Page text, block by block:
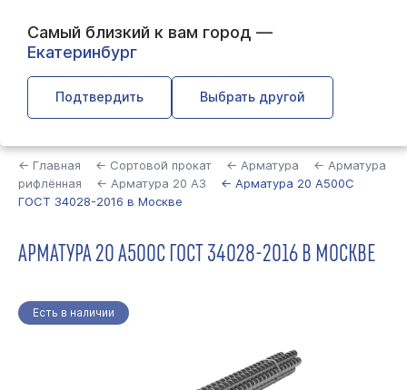
Самый близкий к вам город —
Екатеринбург
Подтвердить Выбрать другой
← Главная ← Сортовой прокат ← Арматура
← Арматура
рифлённая
← Арматура 20 А3
← Арматура 20 А500С
ГОСТ 34028-2016 в Москве
АРМАТУРА 20 А500С ГОСТ 34028-2016 В МОСКВЕ
Есть в наличии